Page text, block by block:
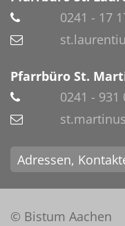
0241 - 17
Pfarrbüro St.
0241 - 931
Adressen,
© Bistum Aachen